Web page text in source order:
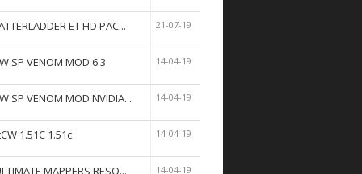
ET HD PAC... 21-07-19
SP VENOM MOD 6.3 14-04-19
SP VENOM MOD NVIDIA... 14-04-19
1.51C 1.51c 14-04-19
MAPPERS RESO... 14-04-19